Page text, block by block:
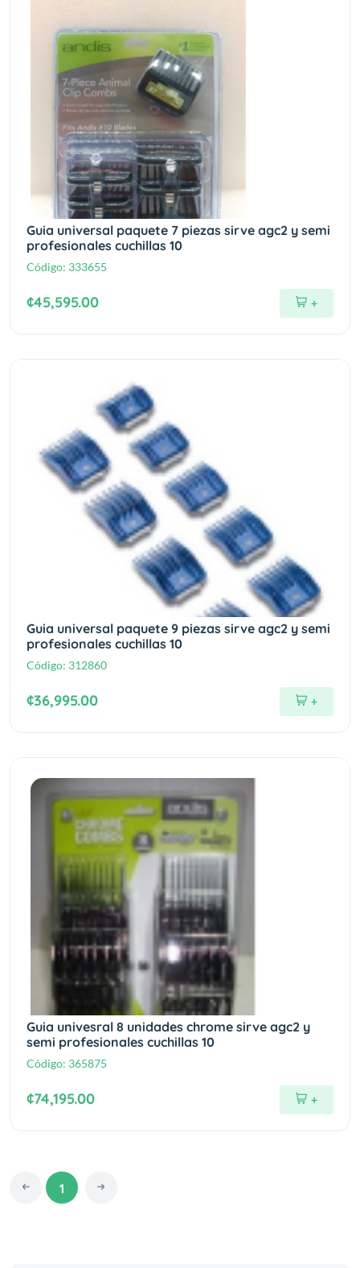
Guia universal paquete 7 piezas sirve agc2 y semi
profesionales cuchillas 10
Código: 333655
¢45,595.00 +
Guia universal paquete 9 piezas sirve agc2 y semi
profesionales cuchillas 10
Código: 312860
¢36,995.00 +
Guia univesral 8 unidades chrome sirve agc2 y
semi profesionales cuchillas 10
Código: 365875
¢74,195.00 +
1